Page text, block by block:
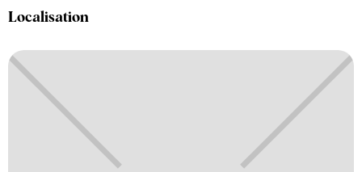
Localisation